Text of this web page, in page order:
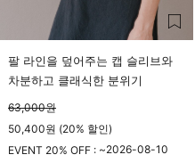
팔 라인을 덮어주는 캡 슬리브와
차분하고 클래식한 분위기
63,000원
50,400원 (20% 할인)
EVENT 20% OFF : ~2026-08-10